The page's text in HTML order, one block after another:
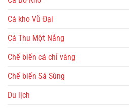
Cá kho Vũ Đại
Cá Thu Một Nắng
Chế biến cá chỉ vàng
Chế biến Sá Sùng
Du lịch